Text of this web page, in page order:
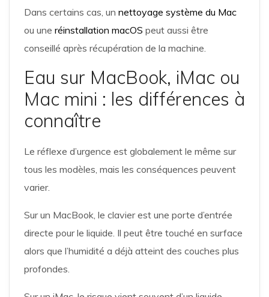
Dans certains cas, un nettoyage système du Mac
ou une réinstallation macOS peut aussi être
conseillé après récupération de la machine.
Eau sur MacBook, iMac ou
Mac mini : les différences à
connaître
Le réflexe d’urgence est globalement le même sur
tous les modèles, mais les conséquences peuvent
varier.
Sur un MacBook, le clavier est une porte d’entrée
directe pour le liquide. Il peut être touché en surface
alors que l’humidité a déjà atteint des couches plus
profondes.